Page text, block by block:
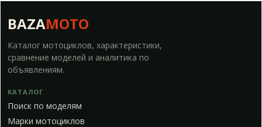
BAZAMOTO
Каталог мотоциклов, характеристики,
сравнение моделей и аналитика по
объявлениям.
КАТАЛОГ
Поиск по моделям
Марки мотоциклов